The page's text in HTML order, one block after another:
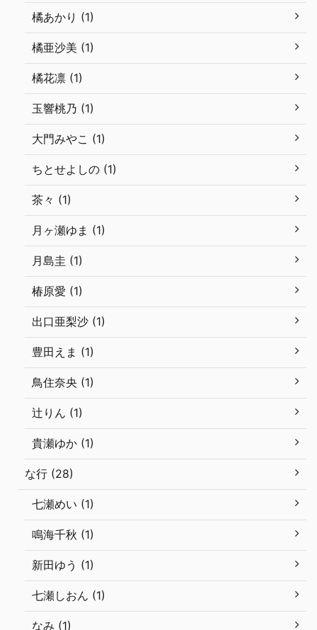
橘あかり (1)
橘亜沙美 (1)
橘花凛 (1)
玉響桃乃 (1)
大門みやこ (1)
ちとせよしの (1)
茶々 (1)
月ヶ瀬ゆま (1)
月島圭 (1)
椿原愛 (1)
出口亜梨沙 (1)
豊田えま (1)
鳥住奈央 (1)
辻りん (1)
貴瀬ゆか (1)
な行 (28)
七瀬めい (1)
鳴海千秋 (1)
新田ゆう (1)
七瀬しおん (1)
なみ (1)